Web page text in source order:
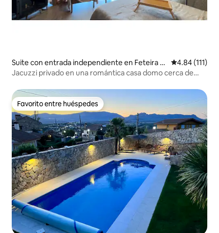
Suite con entrada independiente en Feteira d
e Cima
Calificación
4.84 (111)
Jacuzzi privado en una romántica casa domo cerca de
Favorito entre huéspedes
Favorito entre huéspedes